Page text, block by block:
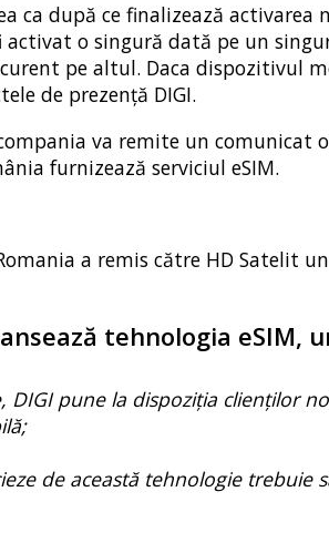
ca după ce finalizează
o singură dată pe un
pe altul. Daca dispozitivul
de prezență DIGI.
va remite un comunicat
furnizează serviciul eSIM.
a remis către HD Satelit
tehnologia eSIM,
DIGI pune la dispoziția clienților
de această tehnologie